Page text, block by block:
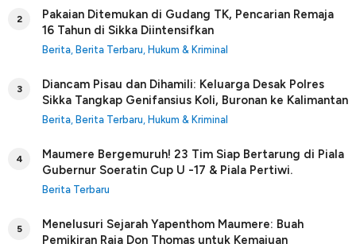
2
Pakaian Ditemukan di Gudang TK, Pencarian Remaja
16 Tahun di Sikka Diintensifkan
Berita, Berita Terbaru, Hukum & Kriminal
3
Diancam Pisau dan Dihamili: Keluarga Desak Polres
Sikka Tangkap Genifansius Koli, Buronan ke Kalimantan
Berita, Berita Terbaru, Hukum & Kriminal
4
Maumere Bergemuruh! 23 Tim Siap Bertarung di Piala
Gubernur Soeratin Cup U -17 & Piala Pertiwi.
Berita Terbaru
5
Menelusuri Sejarah Yapenthom Maumere: Buah
Pemikiran Raja Don Thomas untuk Kemajuan